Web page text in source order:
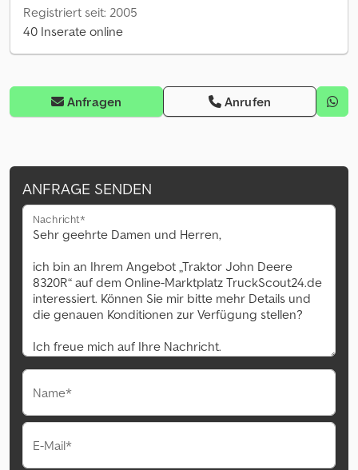
Registriert seit: 2005
40 Inserate online
Anfragen Anrufen
ANFRAGE SENDEN
Nachricht*
Name*
E-Mail*